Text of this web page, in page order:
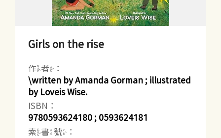
Girls on the rise
作者：
\written by Amanda Gorman ; illustrated
by Loveis Wise.
ISBN：
9780593624180 ; 0593624181
索書號：